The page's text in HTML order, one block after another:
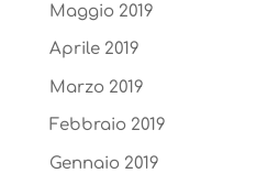
Maggio 2019
Aprile 2019
Marzo 2019
Febbraio 2019
Gennaio 2019